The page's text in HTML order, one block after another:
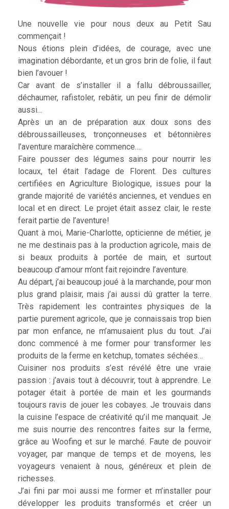
Une nouvelle vie pour nous deux au Petit Sau
commençait !
Nous étions plein d’idées, de courage, avec une
imagination débordante, et un gros brin de folie, il faut
bien l’avouer !
Car avant de s’installer il a fallu débroussailler,
déchaumer, rafistoler, rebâtir, un peu finir de démolir
aussi…
Après un an de préparation aux doux sons des
débroussailleuses, tronçonneuses et bétonnières
l’aventure maraîchère commence….
Faire pousser des légumes sains pour nourrir les
locaux, tel était l’adage de Florent. Des cultures
certifiées en Agriculture Biologique, issues pour la
grande majorité de variétés anciennes, et vendues en
local et en direct. Le projet était assez clair, le reste
ferait partie de l’aventure!
Quant à moi, Marie-Charlotte, opticienne de métier, je
ne me destinais pas à la production agricole, mais de
si beaux produits à portée de main, et surtout
beaucoup d’amour m’ont fait rejoindre l’aventure.
Au départ, j’ai beaucoup joué à la marchande, pour mon
plus grand plaisir, mais j’ai aussi dû gratter la terre.
Très rapidement les contraintes physiques de la
partie purement agricole, que je connaissais trop bien
par mon enfance, ne m’amusaient plus du tout. J’ai
donc commencé à me former pour transformer les
produits de la ferme en ketchup, tomates séchées…
Cuisiner nos produits s’est révélé être une vraie
passion : j’avais tout à découvrir, tout à apprendre. Le
potager était à portée de main et les gourmands
toujours ravis de jouer les cobayes. Je trouvais dans
la cuisine l’espace de créativité qu’il me manquait. Je
me suis nourrie des rencontres faites sur la ferme,
grâce au Woofing et sur le marché. Faute de pouvoir
voyager, par manque de temps et de moyens, les
voyageurs venaient à nous, généreux et plein de
richesses.
J’ai fini par moi aussi me former et m’installer pour
développer les produits transformés et créer un